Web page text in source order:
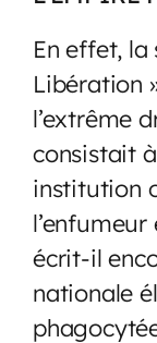
En effet, la
Libération
l’extrême
consistait
institution
écrit-il
nationale